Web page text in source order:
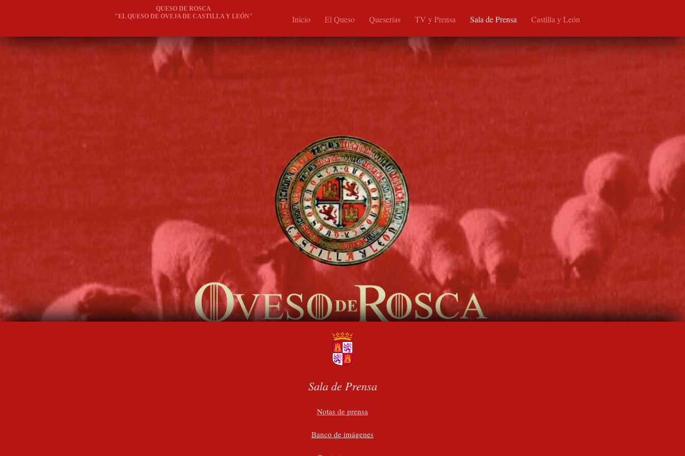
QUESO DE ROSCA
"EL QUESO DE OVEJA DE CASTILLA Y LEÓN"
Inicio El Queso Queserías TV y Prensa Sala de Prensa Castilla y León
Sala de Prensa
Notas de prensa
Banco de imágenes